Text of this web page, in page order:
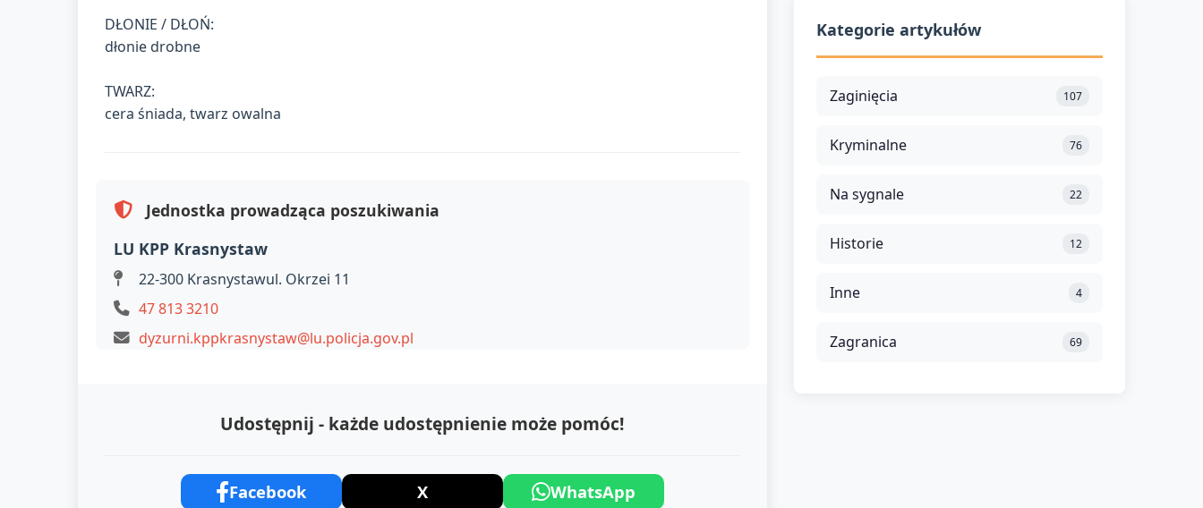
DŁONIE / DŁOŃ:
dłonie drobne
TWARZ:
cera śniada, twarz owalna
Jednostka prowadząca poszukiwania
LU KPP Krasnystaw
22-300 Krasnystawul. Okrzei 11
47 813 3210
dyzurni.kppkrasnystaw@lu.policja.gov.pl
Udostępnij - każde udostępnienie może pomóc!
Facebook X WhatsApp
Kategorie artykułów
Zaginięcia 107
Kryminalne 76
Na sygnale 22
Historie 12
Inne 4
Zagranica 69